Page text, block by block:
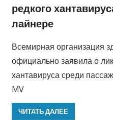
редкого
лайнере
Всемирная организация
официально заявила о
хантавируса среди
MV
ЧИТАТЬ ДАЛЕЕ